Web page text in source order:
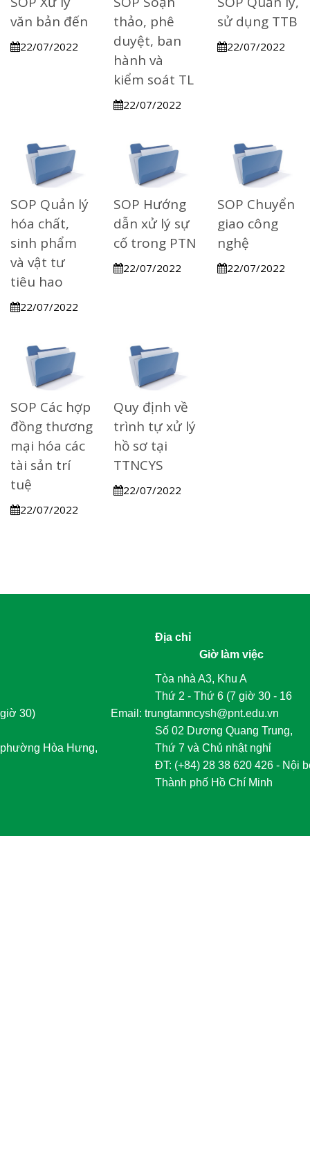
văn bản đến
22/07/2022
thảo, phê
duyệt, ban
hành và
kiểm soát TL
22/07/2022
sử dụng TTB
22/07/2022
SOP Quản lý
hóa chất,
sinh phẩm
và vật tư
tiêu hao
22/07/2022
SOP Hướng
dẫn xử lý sự
cố trong PTN
22/07/2022
SOP Chuyển
giao công
nghệ
22/07/2022
SOP Các hợp
đồng thương
mại hóa các
tài sản trí
tuệ
22/07/2022
Quy định về
trình tự xử lý
hồ sơ tại
TTNCYS
22/07/2022
Địa chỉ
Giờ làm việc
Tòa nhà A3, Khu A
Thứ 2 - Thứ 6 (7 giờ 30 - 16
giờ 30)
	Email: trungtamncysh@pnt.edu.vn
Số 02 Dương Quang Trung,
phường Hòa Hưng,
Thứ 7 và Chủ nhật nghỉ
	ĐT
: (+84) 28 38 620 426 - Nội
Thành phố Hồ Chí Minh